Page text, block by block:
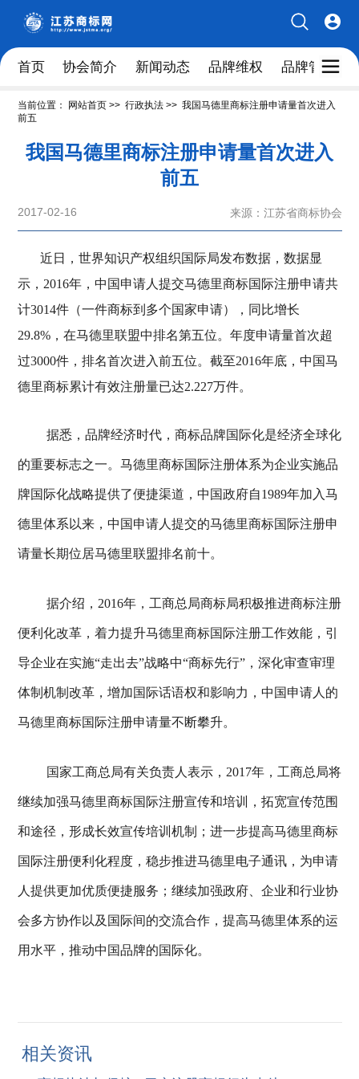
首页 协会简介 新闻动态 品牌维权 品牌管理人
当前位置： 网站首页>> 行政执法>> 我国马德里商标注册申请量首次进入
前五
我国马德里商标注册申请量首次进入
前五
2017-02-16 来源：江苏省商标协会
近日，世界知识产权组织国际局发布数据，数据显
示，2016年，中国申请人提交马德里商标国际注册申请共
计3014件（一件商标到多个国家申请），同比增长
29.8%，在马德里联盟中排名第五位。年度申请量首次超
过3000件，排名首次进入前五位。截至2016年底，中国马
德里商标累计有效注册量已达2.227万件。
据悉，品牌经济时代，商标品牌国际化是经济全球化
的重要标志之一。马德里商标国际注册体系为企业实施品
牌国际化战略提供了便捷渠道，中国政府自1989年加入马
德里体系以来，中国申请人提交的马德里商标国际注册申
请量长期位居马德里联盟排名前十。
据介绍，2016年，工商总局商标局积极推进商标注册
便利化改革，着力提升马德里商标国际注册工作效能，引
导企业在实施“走出去”战略中“商标先行”，深化审查审理
体制机制改革，增加国际话语权和影响力，中国申请人的
马德里商标国际注册申请量不断攀升。
国家工商总局有关负责人表示，2017年，工商总局将
继续加强马德里商标国际注册宣传和培训，拓宽宣传范围
和途径，形成长效宣传培训机制；进一步提高马德里商标
国际注册便利化程度，稳步推进马德里电子通讯，为申请
人提供更加优质便捷服务；继续加强政府、企业和行业协
会多方协作以及国际间的交流合作，提高马德里体系的运
用水平，推动中国品牌的国际化。
相关资讯